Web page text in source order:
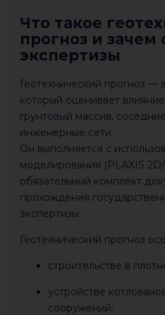
Что такое
прогноз и
экспертизы
Геотехнический прогноз —
который оценивает
грунтовый массив,
инженерные сети.
Он выполняется с
моделирования (PLAXIS
обязательный комплект
прохождения
экспертизы.
Геотехнический прогноз
строительстве в
устройстве
сооружений;